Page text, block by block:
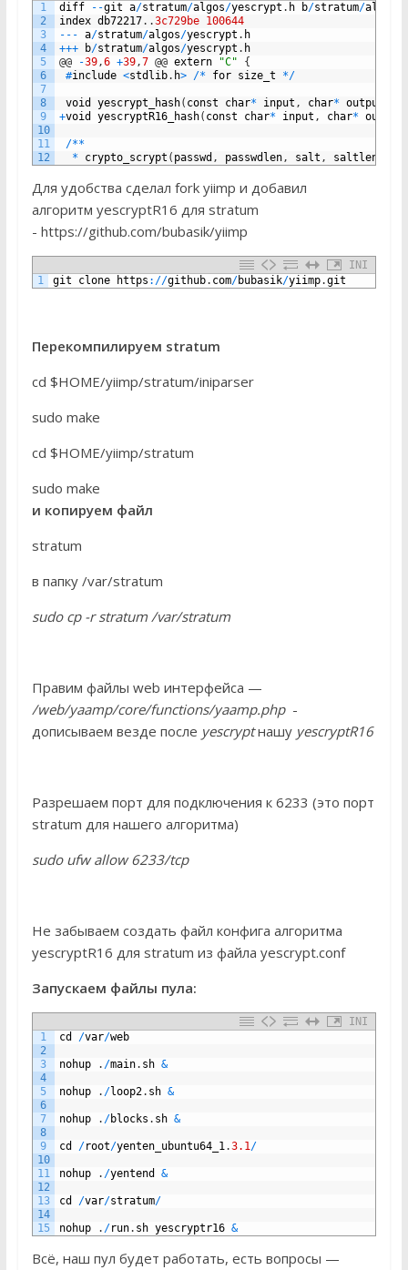
1
2
3
4
5
6
7
8
9
10
11
12
diff --git a/stratum/algos/yescrypt . h b/stratum/algos
index db72217. .3c729be 100644
-- - a/stratum/algos/yescrypt . h
+++ b/stratum/algos/yescrypt . h
@@ -39,6 +39,7 @@ extern "C"
{
#include <stdlib. h> /* for size_t */
void yescrypt_hash( const char* input , char* output
+void yescryptR16_hash( const char* input , char* output
/**
*
crypto_scrypt ( passwd , passwdlen, salt , saltlen
Для удобства сделал fork yiimp и добавил
алгоритм yescryptR16 для stratum
- https://github.com/bubasik/yiimp
INI
1
git clone https : //github. com/bubasik/yiimp.git
Перекомпилируем stratum
cd $HOME/yiimp/stratum/iniparser
sudo make
cd $HOME/yiimp/stratum
sudo make
и копируем файл
stratum
в папку /var/stratum
sudo cp -r stratum /var/stratum
Правим файлы web интерфейса —
/web/yaamp/core/functions/yaamp.php-
дописываем везде после yescryptнашу yescryptR16
Разрешаем порт для подключения к 6233 (это порт
stratum для нашего алгоритма)
sudo ufw allow 6233/tcp
Не забываем создать файл конфига алгоритма
yescryptR16 для stratum из файла yescrypt.conf
Запускаем файлы пула:
INI
1
2
3
4
5
6
7
8
9
10
11
12
13
14
15
cd /var/web
nohup . /main. sh &
nohup . /loop2. sh &
nohup . /blocks . sh &
cd /root/yenten_ubuntu64_1.3.1/
nohup . /yentend &
cd /var/stratum/
nohup . /run. sh yescryptr16 &
Всё, наш пул будет работать, есть вопросы —